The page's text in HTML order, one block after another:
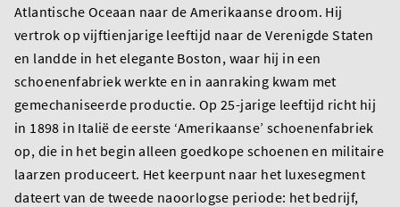
Atlantische Oceaan naar de Amerikaanse droom. Hij
vertrok op vijftienjarige leeftijd naar de Verenigde Staten
en landde in het elegante Boston, waar hij in een
schoenenfabriek werkte en in aanraking kwam met
gemechaniseerde productie. Op 25-jarige leeftijd richt hij
in 1898 in Italië de eerste ‘Amerikaanse’ schoenenfabriek
op, die in het begin alleen goedkope schoenen en militaire
laarzen produceert. Het keerpunt naar het luxesegment
dateert van de tweede naoorlogse periode: het bedrijf,